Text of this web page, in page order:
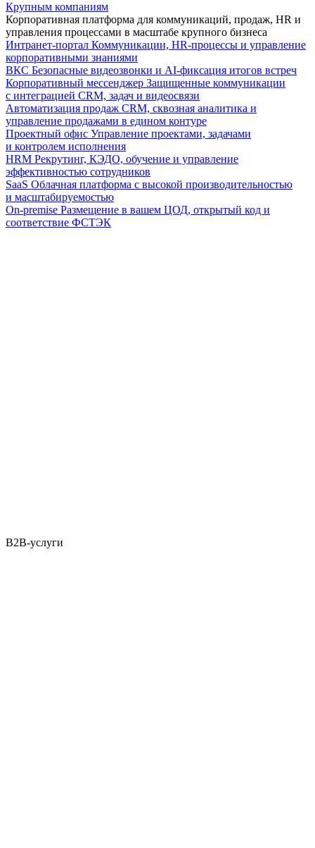
Крупным компаниям
Корпоративная платформа для коммуникаций, продаж, HR и
управления процессами в масштабе крупного бизнеса
Интранет-портал Коммуникации, HR-процессы и управление
корпоративными знаниями
ВКС Безопасные видеозвонки и AI-фиксация итогов встреч
Корпоративный мессенджер Защищенные коммуникации
с интеграцией CRM, задач и видеосвязи
Автоматизация продаж CRM, сквозная аналитика и
управление продажами в едином контуре
Проектный офис Управление проектами, задачами
и контролем исполнения
HRM Рекрутинг, КЭДО, обучение и управление
эффективностью сотрудников
SaaS Облачная платформа с высокой производительностью
и масштабируемостью
On-premise Размещение в вашем ЦОД, открытый код и
соответствие ФСТЭК
B2B-услуги